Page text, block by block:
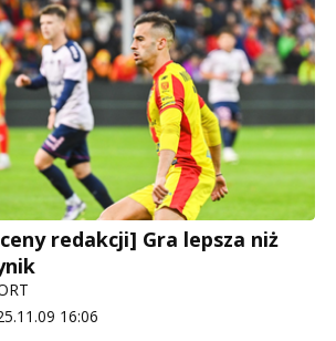
redakcji] Gra lepsza niż
16:06